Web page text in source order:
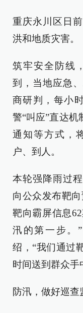
重庆永川区日
洪和地质灾害。
筑牢安全防线
到，当地应急
商研判，每小
警“叫应”直达
通知等方式，
户、到人。
本轮强降雨过
向公众发布靶向
靶向霸屏信息
汛的第一步。
绍，“我们通过
时间送到群众
防汛，做好巡查